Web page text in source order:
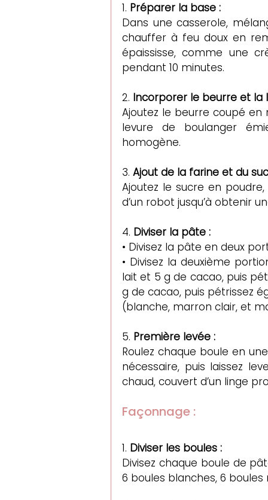
1. Préparer la base :
Dans une casserole,
chauffer à feu doux en
épaississe, comme une
pendant 10 minutes.
2. Incorporer le beurre et la
Ajoutez le beurre coupé
levure de boulanger
homogène.
3. Ajout de la farine et du
Ajoutez le sucre en
d’un robot jusqu’à obtenir
4. Diviser la pâte :
• Divisez la pâte en deux
• Divisez la deuxième
lait et 5 g de cacao, puis
g de cacao, puis pétrissez
(blanche, marron clair, et
5. Première levée :
Roulez chaque boule en
nécessaire, puis laissez
chaud, couvert d’un linge
Façonnage :
1. Diviser les boules :
Divisez chaque boule de
6 boules blanches, 6